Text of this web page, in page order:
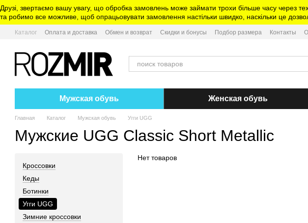
Перейти к основному контенту
Друзі, звертаємо вашу увагу, що обробка замовлень може займати трохи більше часу через
та робимо все можливе, щоб опрацьовувати замовлення настільки швидко, наскільки це
Каталог Оплата и доставка Обмен и возврат Скидки и бонусы Подбор размера Контакты
Мужская обувь Женская обувь
Главная Каталог Мужская обувь Угги UGG
Мужские UGG Classic Short Metallic
Нет товаров
Кроссовки
Кеды
Ботинки
Угги UGG
Зимние кроссовки